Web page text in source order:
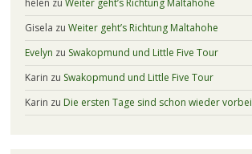
helen zu Weiter geht’s Richtung Maltahohe
Gisela zu Weiter geht’s Richtung Maltahohe
Evelyn zu Swakopmund und Little Five Tour
Karin zu Swakopmund und Little Five Tour
Karin zu Die ersten Tage sind schon wieder vorbei